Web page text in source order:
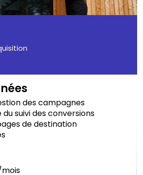
des campagnes
du suivi des conversions
de destination
mois